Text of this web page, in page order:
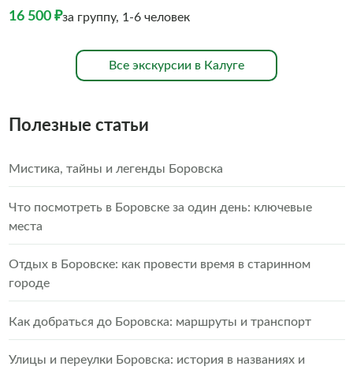
16 500 ₽за группу, 1-6 человек
Все экскурсии в Калуге
Полезные статьи
Мистика, тайны и легенды Боровска
Что посмотреть в Боровске за один день: ключевые
места
Отдых в Боровске: как провести время в старинном
городе
Как добраться до Боровска: маршруты и транспорт
Улицы и переулки Боровска: история в названиях и